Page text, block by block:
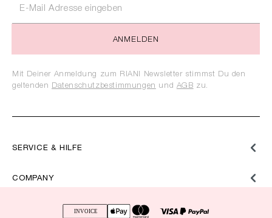
SERVICE & HILFE
COMPANY
ANMELDEN
Mit Deiner Anmeldung zum RIANI Newsletter stimmst Du den
geltenden Datenschutzbestimmungen und AGB zu.